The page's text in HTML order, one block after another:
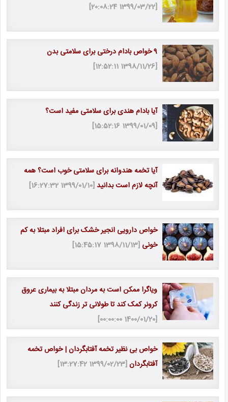
[1399/03/22 20:08:24]
9 خواص بادام درختی برای سلامتی بدن
[1398/11/26 12:52:11]
آیا بادام هندی برای سلامتی مفید است؟
[1399/01/09 15:52:16]
آیا تخمه هندوانه برای سلامتی خوب است؟ همه
آنچه لازم است بدانید[1399/01/10 16:27:32]
خواص دارویی انجیر خشک برای افراد مبتلا به کم
خونی [1398/11/13 15:45:17]
ویاگرا ممکن است به مردان مبتلا به بیماری عروق
کرونر کمک کند تا طولانی تر زندگی کنند
[1400/01/20 00:00:00]
خواص بی نظیر تخمه آفتابگردان | خواص تخمه
آفتابگردان[1399/02/23 13:27:42]